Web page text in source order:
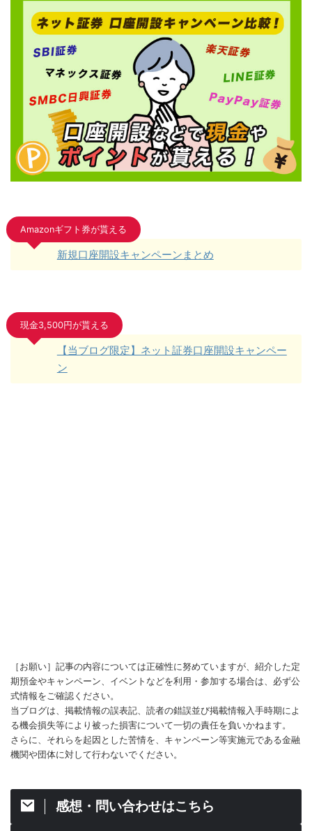
Amazonギフト券が貰える
新規口座開設キャンペーンまとめ
現金3,500円が貰える
【当ブログ限定】ネット証券口座開設キャンペー
ン
［お願い］記事の内容については正確性に努めていますが、紹介した定
期預金やキャンペーン、イベントなどを利用・参加する場合は、必ず公
式情報をご確認ください。
当ブログは、掲載情報の誤表記、読者の錯誤並び掲載情報入手時期によ
る機会損失等により被った損害について一切の責任を負いかねます。
さらに、それらを起因とした苦情を、キャンペーン等実施元である金融
機関や団体に対して行わないでください。
感想・問い合わせはこちら